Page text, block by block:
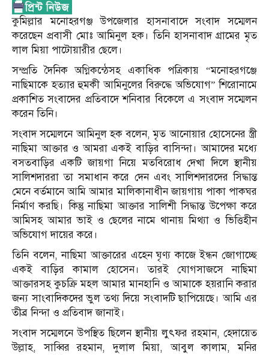
কুমিল্লার মনোহরগঞ্জ উপজেলার হাসনাবাদে সংবাদ সম্মেলন
করেছেন প্রবাসী মোঃ আমিনুল হক। তিনি হাসনাবাদ গ্রামের মৃত
লাল মিয়া পাটোয়ারীর ছেলে।
সম্প্রতি দৈনিক অগ্নিকন্ঠেসহ একাধিক পত্রিকায় “মনোহরগঞ্জে
নাছিমাকে হত্যার হুমকী আমিনুলের বিরুদ্ধে অভিযোগ” শিরোনামে
প্রকাশিত সংবাদের প্রতিবাদে শনিবার বিকেলে এ সংবাদ সম্মেলন
করেন তিনি।
সংবাদ সম্মেলনে আমিনুল হক বলেন, মৃত আনোয়ার হোসেনের স্ত্রী
নাছিমা আক্তার ও আমরা একই বাড়ির বাসিন্দা। আমাদের মধ্যে
বসতবাড়ির একটি জায়গা নিয়ে মতবিরোধ দেখা দিলে স্থানীয়
সালিশদাররা তা সমাধান করে দেন এবং সালিশদারদের সিদ্ধান্ত
মেনে বর্তমানে আমি আমার মালিকানাধীন জায়গায় পাকা পাকঘর
নির্মাণ করছি। কিন্তু নাছিমা আক্তার সালিশী সিদ্ধান্ত উপেক্ষা করে
আমিসহ আমার ভাই ও ছেলের নামে থানায় মিথ্যা ও ভিত্তিহীন
অভিযোগ দায়ের করে।
তিনি বলেন, নাছিমা আক্তারের এহেন ঘৃণ্য কাজে ইন্ধন জোগাচ্ছে
একই বাড়ির কামাল হোসেন। তারই যোগসাজসে নাছিমা
আক্তারসহ কুচক্রি মহল আমার মানহানি ও আমাকে হয়রানি করার
জন্য সাংবাদিকদের ভুল তথ্য দিয়ে সংবাদটি ছাপিয়েছে। আমি এর
তীব্র নিন্দা ও প্রতিবাদ জানাই।
সংবাদ সম্মেলনে উপস্থিত ছিলেন স্থানীয় লুৎফর রহমান, হেদায়েত
উল্লাহ, সাব্বির রহমান, দুলাল মিয়া, আবুল কালাম, মনির